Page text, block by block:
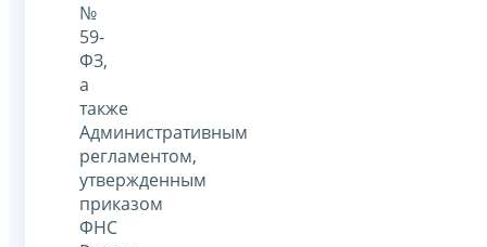
№
59-
ФЗ,
а
также
Административным
регламентом,
утвержденным
приказом
ФНС